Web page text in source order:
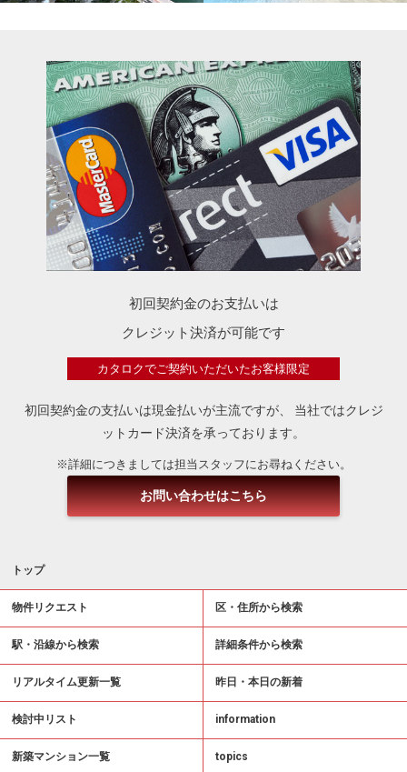
初回契約金のお支払いは
クレジット決済が可能です
カタロクでご契約いただいたお客様限定
初回契約金の支払いは現金払いが主流ですが、
当社ではクレジ
ットカード決済を承っております。
※詳細につきましては担当スタッフにお尋ねください。
お問い合わせはこちら
トップ
物件リクエスト 区・住所から検索
駅・沿線から検索 詳細条件から検索
リアルタイム更新一覧 昨日・本日の新着
検討中リスト information
新築マンション一覧 topics